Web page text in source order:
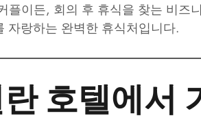
플이든, 회의 후 휴식을 찾는 비즈
자랑하는 완벽한 휴식처입니다.
란 호텔에서